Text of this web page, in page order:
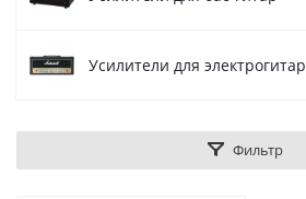
Усилители для электрогитар
Фильтр